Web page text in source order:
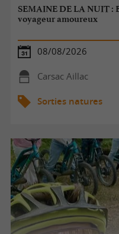
SEMAINE DE LA NUIT :
voyageur amoureux
08/08/2026
Carsac Aillac
Sorties natures